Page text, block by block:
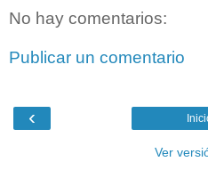
No hay comentarios:
Publicar un comentario
‹
Ver